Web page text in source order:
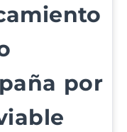
por